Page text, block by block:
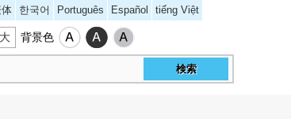
한국어 Português Español tiếng Việt
大 背景色